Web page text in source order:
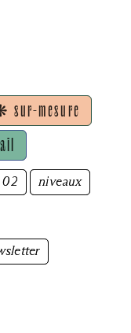
sur-mesure
02 niveaux